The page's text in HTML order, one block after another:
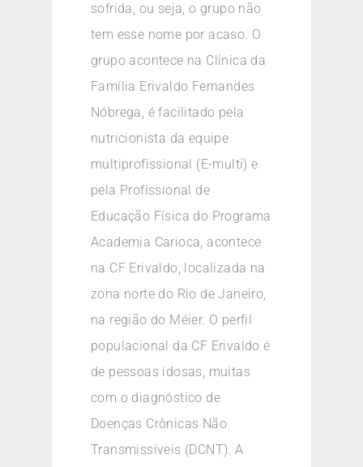
sofrida, ou seja, o grupo não
tem esse nome por acaso. O
grupo acontece na Clínica da
Família Erivaldo Fernandes
Nóbrega, é facilitado pela
nutricionista da equipe
multiprofissional (E-multi) e
pela Profissional de
Educação Física do Programa
Academia Carioca, acontece
na CF Erivaldo, localizada na
zona norte do Rio de Janeiro,
na região do Méier. O perfil
populacional da CF Erivaldo é
de pessoas idosas, muitas
com o diagnóstico de
Doenças Crônicas Não
Transmissíveis (DCNT). A